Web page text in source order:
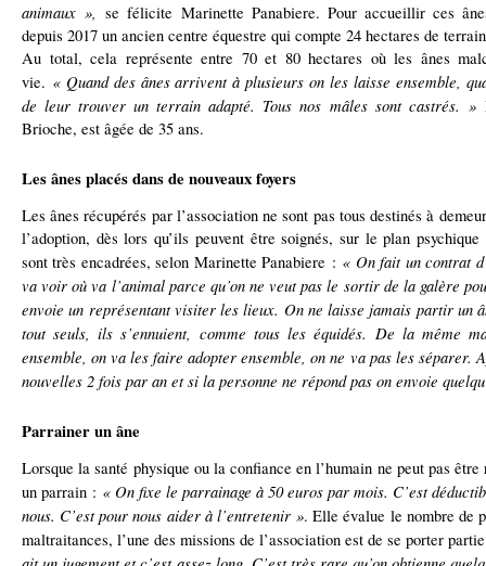
animaux », se félicite Marinette Panabiere. Pour accueillir ces
depuis 2017 un ancien centre équestre qui compte 24 hectares de
Au total, cela représente entre 70 et 80 hectares où les ânes
vie. « Quand des ânes arrivent à plusieurs on les laisse ensemble,
de leur trouver un terrain adapté. Tous nos mâles sont castrés. »
Brioche, est âgée de 35 ans.
Les ânes placés dans de nouveaux foyers
Les ânes récupérés par l’association ne sont pas tous destinés à
l’adoption, dès lors qu’ils peuvent être soignés, sur le plan
sont très encadrées, selon Marinette Panabiere : « On fait un contrat
va voir où va l’animal parce qu’on ne veut pas le sortir de la galère
envoie un représentant visiter les lieux. On ne laisse jamais partir un
tout seuls, ils s’ennuient, comme tous les équidés. De la même
ensemble, on va les faire adopter ensemble, on ne va pas les séparer.
nouvelles 2 fois par an et si la personne ne répond pas on envoie
Parrainer un âne
Lorsque la santé physique ou la confiance en l’humain ne peut pas
un parrain : « On fixe le parrainage à 50 euros par mois. C’est
nous. C’est pour nous aider à l’entretenir ». Elle évalue le nombre de
maltraitances, l’une des missions de l’association est de se porter